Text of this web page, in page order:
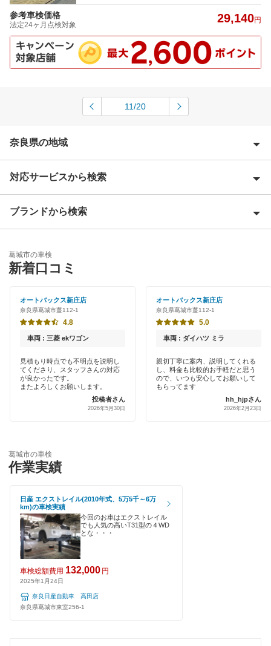
参考車検価格
法定24ヶ月点検対象 29,140円
11/20
奈良県の地域
生駒郡
宇陀郡
宇陀市
香芝市
橿原市
北葛城郡
御所市
高市郡
天理市
奈良市
大和郡山市
大和高田市
山辺郡
吉野郡
対応サービスから検索
Award 受賞店
特典あり
新車初回割りあり
早割りあり
クレジットカードOK
土日祝OK
輸入車OK
EV車OK
120分以内の車検
1日車検
夜間受付
整備保証
ブランドから検索
「車検の速太郎」
アップル車検
オートバックス
出光リテール車検
キグナス車検
上原B-cle車検
ホリデー車検
出光興産「らくらく安心車検」
安心WE！車検
葛城市の車検
新着口コミ
オートバックス新庄店
奈良県葛城市薑112-1
4.8
車両 : 三菱 ekワゴン
見積もり時点でも不明点を説明し
てくださり、スタッフさんの対応
が良かったです。
またよろしくお願いします。
投稿者さん
2026年5月30日
オートバックス新庄店
奈良県葛城市薑112-1
5.0
車両 : ダイハツ ミラ
親切丁寧に案内、説明してくれる
し、料金も比較的お手軽だと思う
ので、いつも安心してお願いして
もらってます
hh_hjpさん
2026年2月23日
葛城市の車検
作業実績
日産 エクストレイル(2010年式、5万5千～6万
km)の車検実績
今回のお車はエクストレイル
でも人気の高いT31型の４WD
とな・・・
車検総額費用 132,000 円
2025年1月24日
奈良日産自動車 高田店
奈良県葛城市東室256-1